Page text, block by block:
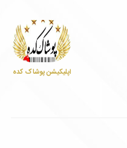
اپلیکیشن پوشاک کده